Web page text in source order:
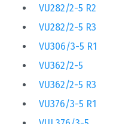
VU282/2-5 R2
VU282/2-5 R3
VU306/3-5 R1
VU362/2-5
VU362/2-5 R3
VU376/3-5 R1